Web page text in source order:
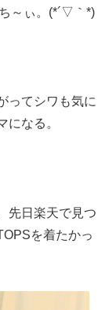
～ぃ。(*´▽｀*)
ってシワも気に
になる。
先日楽天で見つ
を着たかっ